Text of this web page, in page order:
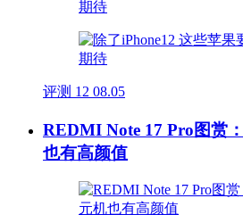
评测 12 08.05
REDMI Note 17 Pro图赏
也有高颜值